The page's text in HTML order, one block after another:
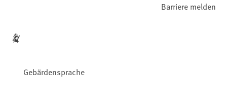
Gebärdensprache
Barriere melden